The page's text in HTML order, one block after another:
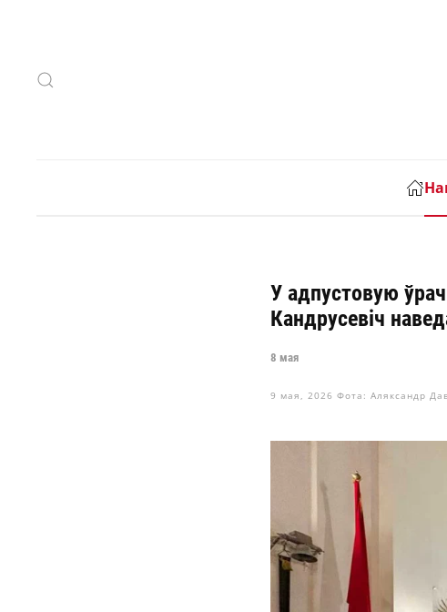
У адпустовую
Кандрусевіч
8 мая
9 мая, 2026 Фота: Аляксандр